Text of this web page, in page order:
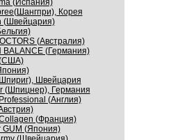
(Испания)
Корея
(Швейцария)
(Австралия)
BALANCE (Германия)
Швейцария
(Шпицнер), Германия
(Англия)
(Франция)
GUM (Япония)